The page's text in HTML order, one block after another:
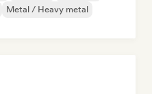
Metal / Heavy metal